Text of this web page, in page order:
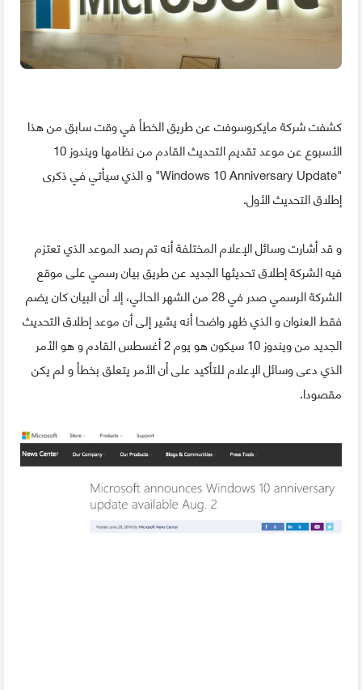
كشفت شركة مايكروسوفت عن طريق الخطأ في وقت سابق من هذا
الأسبوع عن موعد تقديم التحديث القادم من نظامها ويندوز 10
"Windows 10 Anniversary Update" و الذي سيأتي في ذكرى
إطلاق التحديث الأول.
و قد أشارت وسائل الإعلام المختلفة أنه تم رصد الموعد الذي تعتزم
فيه الشركة إطلاق تحديثها الجديد عن طريق بيان رسمي على موقع
الشركة الرسمي صدر في 28 من الشهر الحالي، إلا أن البيان كان يضم
فقط العنوان و الذي ظهر واضحا أنه يشير إلى أن موعد إطلاق التحديث
الجديد من ويندوز 10 سيكون هو يوم 2 أغسطس القادم و هو الأمر
الذي دعى وسائل الإعلام للتأكيد على أن الأمر يتعلق بخطأ و لم يكن
مقصودا.